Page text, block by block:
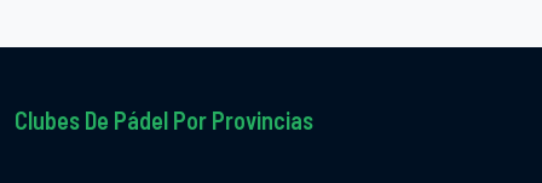
Clubes De Pádel Por Provincias